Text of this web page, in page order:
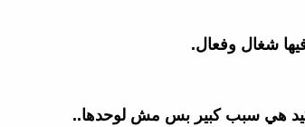
شغال وفعال.
هي سبب كبير بس مش لوحدها..